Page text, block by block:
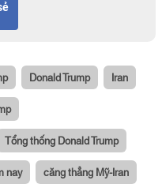
Donald Trump Iran
Tổng thống Donald Trump
nay căng thẳng Mỹ-Iran